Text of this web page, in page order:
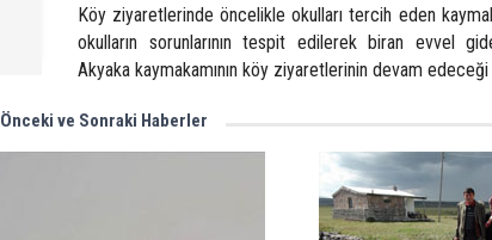
Köy ziyaretlerinde öncelikle okulları tercih eden
okulların sorunlarının tespit edilerek biran evvel
Akyaka kaymakamının köy ziyaretlerinin devam
Önceki ve Sonraki Haberler